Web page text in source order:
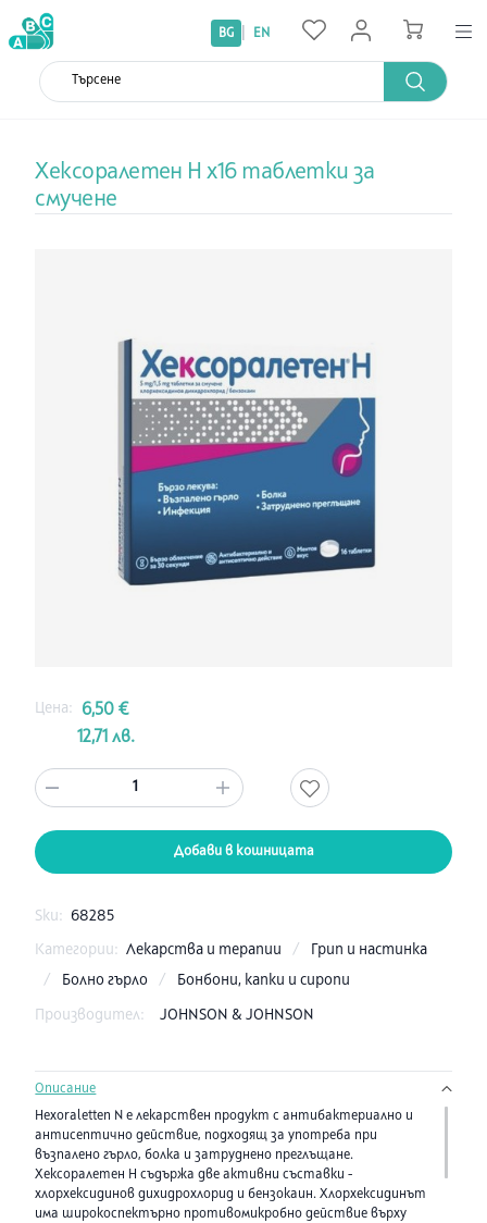
BG EN
Хексоралетен Н х16 таблетки за
смучене
Цена:
6,50 €
12,71 лв.
1
Добави в кошницата
Sku: 68285
Категории: Лекарства и терапии /
Грип и настинка
/
Болно гърло / Бонбони, капки и сиропи
Производител: JOHNSON & JOHNSON
Описание
Hexoraletten N е лекарствен продукт с антибактериално и
антисептично действие, подходящ за употреба при
възпалено гърло, болка и затруднено преглъщане.
Хексоралетен Н съдържа две активни съставки -
хлорхексидинов дихидрохлорид и бензокаин. Хлорхексидинът
има широкоспектърно противомикробно действие върху